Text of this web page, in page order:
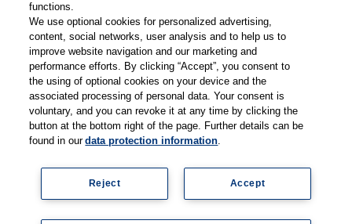
Kontakt
Web-Semniare
Anwenderberichte
Partner
Legal information Data protection Contact Terms and Conditions
functions.
We use optional cookies for personalized advertising,
content, social networks, user analysis and to help us to
improve website navigation and our marketing and
performance efforts. By clicking “Accept”, you consent to
the using of optional cookies on your device and the
associated processing of personal data. Your consent is
voluntary, and you can revoke it at any time by clicking the
button at the bottom right of the page. Further details can be
found in ourdata protection information.
Accept
Reject